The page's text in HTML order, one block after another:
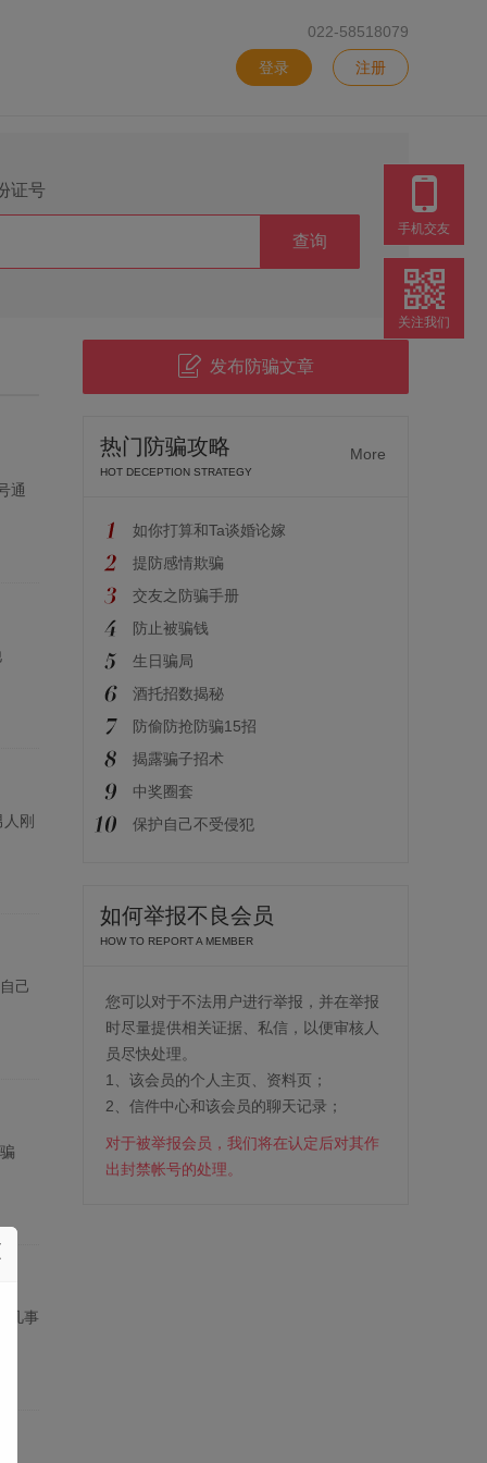
022-58518079
登录 注册
证号
查询
通
刚
己
凡事
发布防骗文章
热门防骗攻略 More
HOT DECEPTION STRATEGY
如你打算和Ta谈婚论嫁
提防感情欺骗
交友之防骗手册
防止被骗钱
生日骗局
酒托招数揭秘
防偷防抢防骗15招
揭露骗子招术
中奖圈套
保护自己不受侵犯
如何举报不良会员
HOW TO REPORT A MEMBER
您可以对于不法用户进行举报，并在举报
时尽量提供相关证据、私信，以便审核人
员尽快处理。
1、该会员的个人主页、资料页；
2、信件中心和该会员的聊天记录；
对于被举报会员，我们将在认定后对其作
出封禁帐号的处理。
手机交友
关注我们